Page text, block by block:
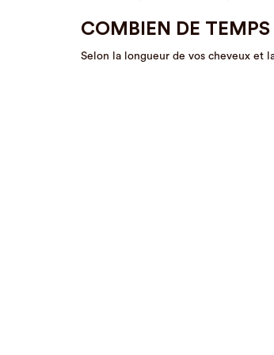
COMBIEN DE
Selon la longueur de vos cheveux et